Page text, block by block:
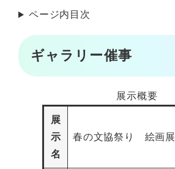
ページ内目次
ギャラリー催事
展示概要
展
示
名
春の文協祭り 絵画展